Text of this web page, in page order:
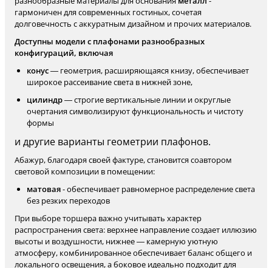
гармоничен для современных гостиных, сочетая
долговечность с аккуратным дизайном и прочих материалов.
Доступны модели с плафонами разнообразных
конфигураций, включая
конус— геометрия, расширяющаяся книзу, обеспечивает
широкое рассеивание света в нижней зоне,
цилиндр— строгие вертикальные линии и округлые
очертания символизируют функциональность и чистоту
формы
и другие варианты геометрии плафонов.
Абажур, благодаря своей фактуре, становится соавтором
световой композиции в помещении:
матовая- обеспечивает равномерное распределение света
без резких переходов
При выборе торшера важно учитывать характер
распространения света: верхнее направление создает иллюзию
высоты и воздушности, нижнее — камерную уютную
атмосферу, комбинированное обеспечивает баланс общего и
локального освещения, а боковое идеально подходит для